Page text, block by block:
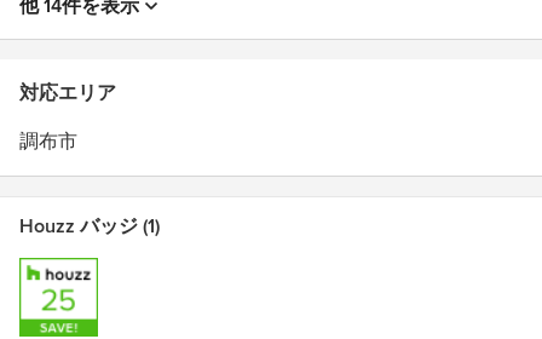
他 14件を表示
対応エリア
調布市
Houzz バッジ (1)